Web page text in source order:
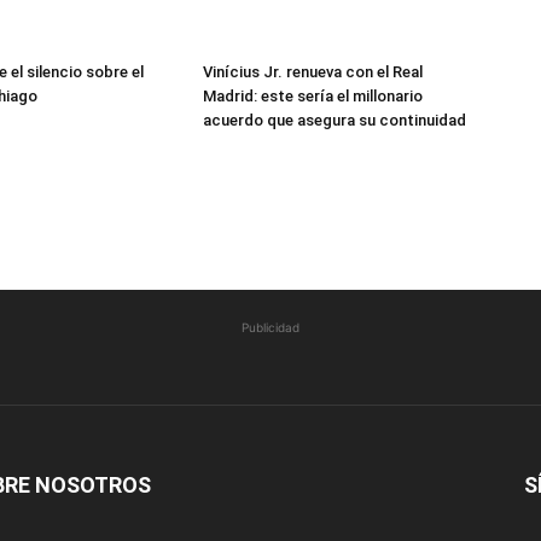
el silencio sobre el
Vinícius Jr. renueva con el Real
Madrid: este sería el millonario
acuerdo que asegura su continuidad
Publicidad
NOSOTROS